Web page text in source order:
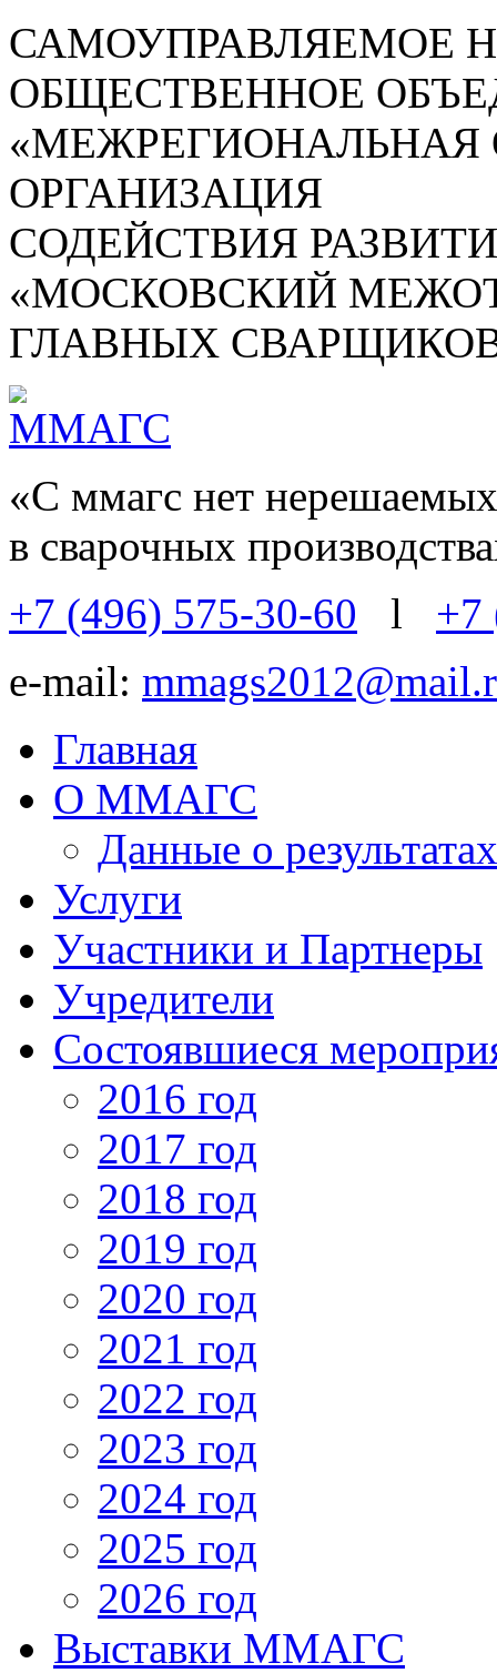
САМОУПРАВЛЯЕМОЕ
ОБЩЕСТВЕННОЕ
ОРГАНИЗАЦИЯ
СОДЕЙСТВИЯ
«МОСКОВСКИЙ
ГЛАВНЫХ
«С ммагс нет
в сварочных
+7 (496) 575-30-60 l +7
e-mail:
Главная
О ММАГС
Данные о
Услуги
Участники и Партнеры
Учредители
Состоявшиеся
2016 год
2017 год
2018 год
2019 год
2020 год
2021 год
2022 год
2023 год
2024 год
2025 год
2026 год
Выставки ММАГС